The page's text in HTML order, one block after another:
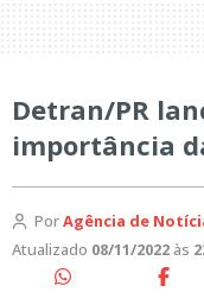
Detran/PR
importância
PorAgência de
Atualizado 08/11/2022 às